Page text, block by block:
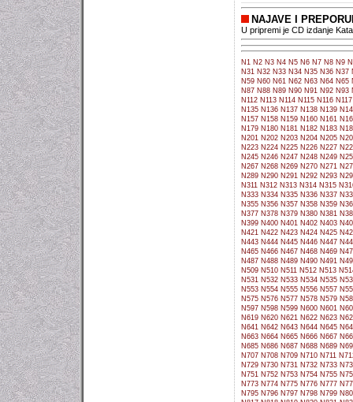
NAJAVE I
U pripremi je CD izdanje
N1 N2 N3 N4 N5 N6 N7 N8 N9
N31 N32 N33 N34 N35 N36 N37
N59 N60 N61 N62 N63 N64 N65
N87 N88 N89 N90 N91 N92 N93
N112 N113 N114 N115 N116 N117
N135 N136 N137 N138 N139
N157 N158 N159 N160 N161
N179 N180 N181 N182 N183
N201 N202 N203 N204 N205
N223 N224 N225 N226 N227
N245 N246 N247 N248 N249
N267 N268 N269 N270 N271
N289 N290 N291 N292 N293
N311 N312 N313 N314 N315
N333 N334 N335 N336 N337
N355 N356 N357 N358 N359
N377 N378 N379 N380 N381
N399 N400 N401 N402 N403
N421 N422 N423 N424 N425
N443 N444 N445 N446 N447
N465 N466 N467 N468 N469
N487 N488 N489 N490 N491
N509 N510 N511 N512 N513
N531 N532 N533 N534 N535
N553 N554 N555 N556 N557
N575 N576 N577 N578 N579
N597 N598 N599 N600 N601
N619 N620 N621 N622 N623
N641 N642 N643 N644 N645
N663 N664 N665 N666 N667
N685 N686 N687 N688 N689
N707 N708 N709 N710 N711
N729 N730 N731 N732 N733
N751 N752 N753 N754 N755
N773 N774 N775 N776 N777
N795 N796 N797 N798 N799